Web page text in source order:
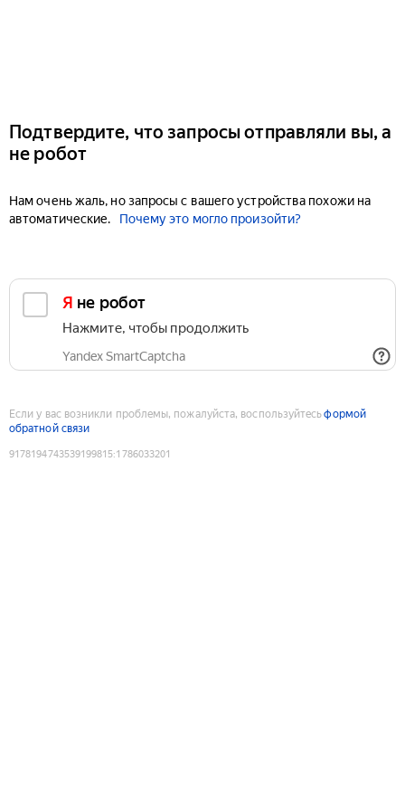
Подтвердите, что запросы отправляли вы, а
не робот
Нам очень жаль, но запросы с вашего устройства похожи на
автоматические.
Почему это могло произойти?
Я не робот
Нажмите, чтобы продолжить
Yandex SmartCaptcha
Если у вас возникли проблемы, пожалуйста, воспользуйтесьформой
обратной связи
9178194743539199815:1786033201